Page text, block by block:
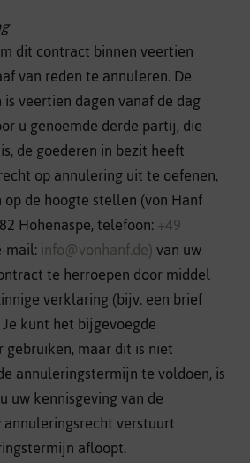
dit contract binnen veertien
van reden te annuleren. De
veertien dagen vanaf de dag
u genoemde derde partij, die
de goederen in bezit heeft
op annulering uit te oefenen,
de hoogte stellen (von Hanf
Hohenaspe, telefoon:+49
mail:info@vonhanf.de)van uw
te herroepen door middel
verklaring (bijv. een brief
kunt het bijgevoegde
maar dit is niet
annuleringstermijn te voldoen, is
uw kennisgeving van de
verstuurt
afloopt.